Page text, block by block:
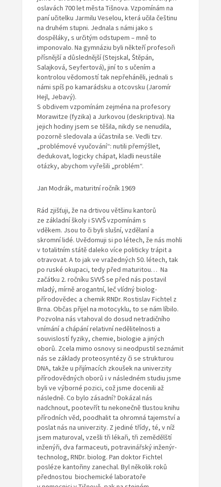
oslavách 700 let města Tišnova. Vzpomínám na
paní učitelku Jarmilu Veselou, která učila češtinu
na druhém stupni. Jednala s námi jako s
dospěláky, s určitým odstupem – mně to
imponovalo. Na gymnáziu byli někteří profesoři
přísnější a důslednější (Stejskal, Štěpán,
Salajková, Seyfertová), jiní to s učením a
kontrolou vědomostí tak nepřeháněli, jednali s
námi spíš po kamarádsku a otcovsku (Jaromír
Hejl, Jebavý).
S obdivem vzpomínám zejména na profesory
Morawitze (fyzika) a Jurkovou (deskriptiva). Na
jejich hodiny jsem se těšila, nikdy se nenudila,
pozorně sledovala a účastnila se. Vedli tzv.
„problémové vyučování“: nutili přemýšlet,
dedukovat, logicky chápat, kladli neustále
otázky, abychom vyřešili „problém“.
Jan Modrák, maturitní ročník 1969
Rád zjišťuji, že na drtivou většinu kantorů
ze základní školy i SVVŠ vzpomínám s
vděkem. Jsou to či byli slušní, vzdělaní a
skromní lidé. Uvědomuji si po létech, že nás mohli
v totalitním státě daleko více politicky trápit a
otravovat. A to jak ve vražedných 50. létech, tak
po ruské okupaci, tedy před maturitou… Na
začátku 2. ročníku SVVŠ se před nás postavil
mladý, mírně arogantní, leč vlídný biolog-
přírodovědec a chemik RNDr. Rostislav Fichtel z
Brna. Občas přijel na motocyklu, to se nám líbilo.
Pozvolna nás vtahoval do dosud netradičního
vnímání a chápání relativní nedělitelnosti a
souvislostí fyziky, chemie, biologie a jiných
oborů. Zcela mimo osnovy si neodpustil seznámit
nás se základy proteosyntézy či se strukturou
DNA, takže u přijímacích zkoušek na univerzity
přírodovědných oborů i v následném studiu jsme
byli ve výborné pozici, což jsme docenili až
následně. Co bylo zásadní? Dokázal nás
nadchnout, pootevřít tu nekonečně tlustou knihu
přírodních věd, poodhalit ta ohromná tajemství a
poslat nás na univerzity. Z jediné třídy, té, v níž
jsem maturoval, vzešli tři lékaři, tři zemědělští
inženýři, dva farmaceuti, potravinářský inženýr-
technolog, RNDr. biolog. Pan doktor Fichtel
posléze kantořiny zanechal. Byl několik roků
přednostou biochemické laboratoře